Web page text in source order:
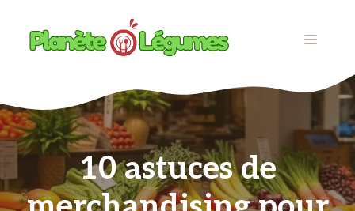
contenu
MENU
10 astuces de